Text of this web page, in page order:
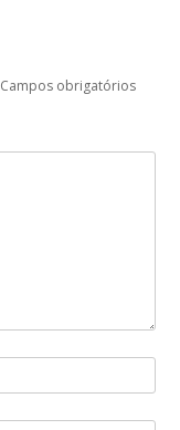
Campos obrigatórios